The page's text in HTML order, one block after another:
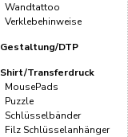
Wandtattoo
Verklebehinweise
Gestaltung/DTP
Shirt/Transferdruck
MousePads
Puzzle
Schlüsselbänder
Filz Schlüsselanhänger